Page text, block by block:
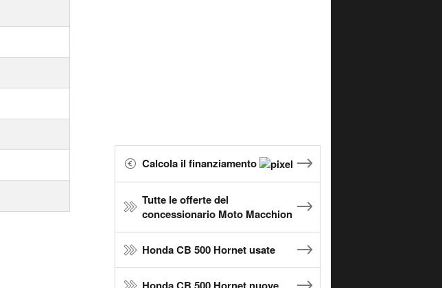
Calcola il finanziamento
Tutte le offerte del
concessionario Moto Macchion
Honda CB 500 Hornet usate